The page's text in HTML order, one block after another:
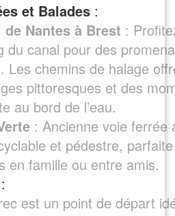
et Balades :
de Nantes à Brest :
du canal pour des
Les chemins de halage
pittoresques et des
au bord de l’eau.
: Ancienne voie ferrée
et pédestre,
en famille ou entre amis.
:
est un point de départ